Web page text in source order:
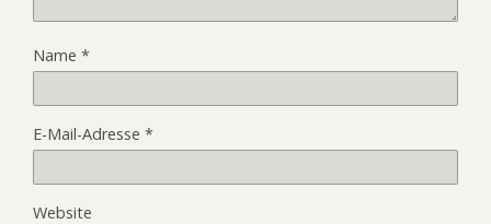
Name *
E-Mail-Adresse *
Website